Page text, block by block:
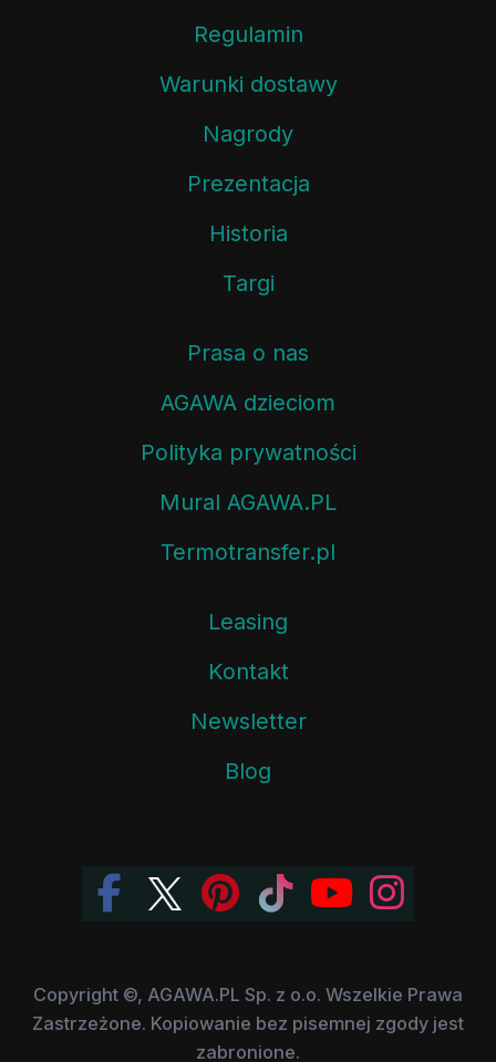
Regulamin
Warunki dostawy
Nagrody
Prezentacja
Historia
Targi
Prasa o nas
AGAWA dzieciom
Polityka prywatności
Mural AGAWA.PL
Termotransfer.pl
Leasing
Kontakt
Newsletter
Blog
Copyright ©, AGAWA.PL Sp. z o.o. Wszelkie Prawa
Zastrzeżone. Kopiowanie bez pisemnej zgody jest
zabronione.